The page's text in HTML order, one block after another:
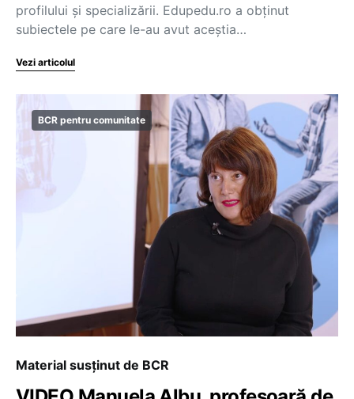
profilului și specializării. Edupedu.ro a obținut
subiectele pe care le-au avut aceștia…
Vezi articolul
BCR pentru comunitate
Material susținut de BCR